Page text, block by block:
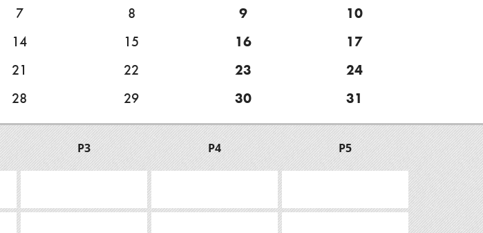
7 8 9
10
14 15 16
17
21 22 23
24
28 29 30 31
P3 P4 P5